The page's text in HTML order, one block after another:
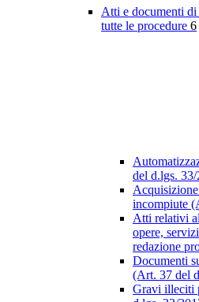
Atti e documenti di
tutte le procedure 6
del d.lgs.
incompiute
Atti relativi
opere,
redazione
Documenti
(Art. 37 del
Gravi illeciti